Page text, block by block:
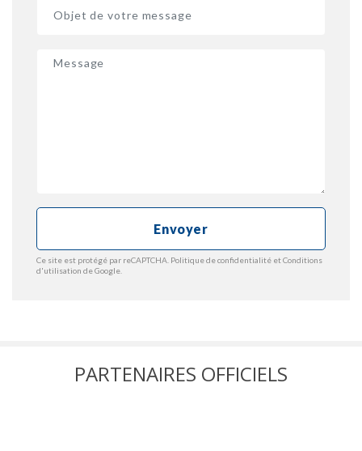
Envoyer
Ce site est protégé par reCAPTCHA. Politique de confidentialité etConditions
d'utilisation de Google.
PARTENAIRES OFFICIELS